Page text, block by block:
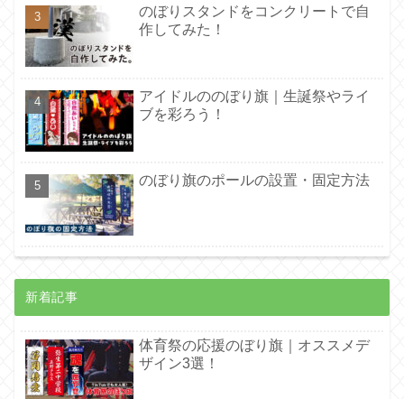
のぼりスタンドをコンクリートで自
作してみた！
アイドルののぼり旗｜生誕祭やライ
ブを彩ろう！
のぼり旗のポールの設置・固定方法
新着記事
体育祭の応援のぼり旗｜オススメデ
ザイン3選！